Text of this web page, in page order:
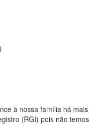
à nossa família há mais
(RGI) pois não temos